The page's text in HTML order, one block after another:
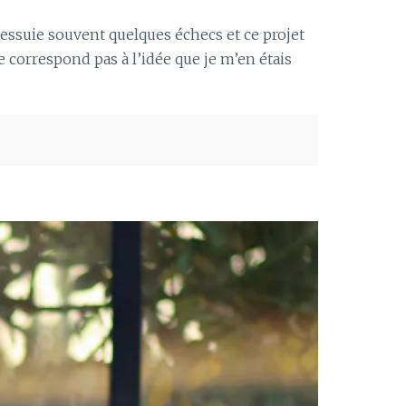
souvent quelques échecs et ce projet
pas à l’idée que je m’en étais